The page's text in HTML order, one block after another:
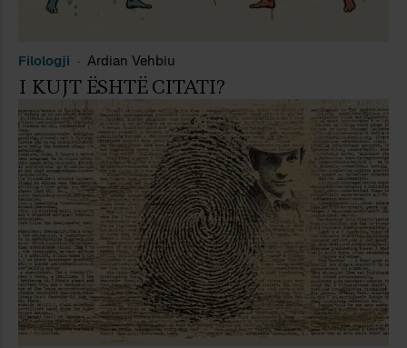
Filologji Ardian Vehbiu
I KUJT ËSHTË CITATI?